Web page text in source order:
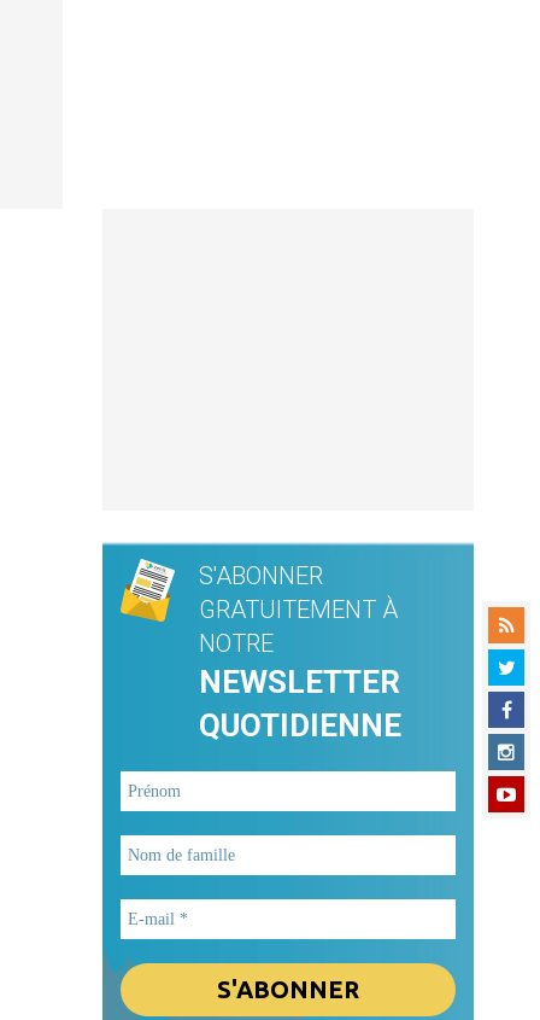
S'ABONNER
GRATUITEMENT À
NOTRE
NEWSLETTER
QUOTIDIENNE